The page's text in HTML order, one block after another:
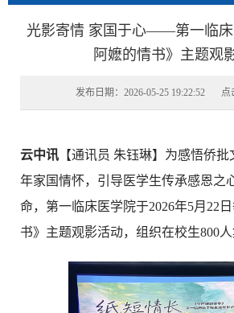
光影寄情 家国于心——第一临床
阿嬷的情书》主题观
发布日期： 2026-05-25 19:22:52 点
云中讯 【通讯员 朱钰琳】 为感悟侨批
年家国情怀，引导医学生传承感恩之
命，第一临床医学院于2026年5月22
书》主题观影活动，组织在校生800人